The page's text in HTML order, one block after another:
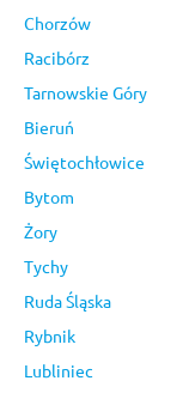
Chorzów
Racibórz
Tarnowskie Góry
Bieruń
Świętochłowice
Bytom
Żory
Tychy
Ruda Śląska
Rybnik
Lubliniec